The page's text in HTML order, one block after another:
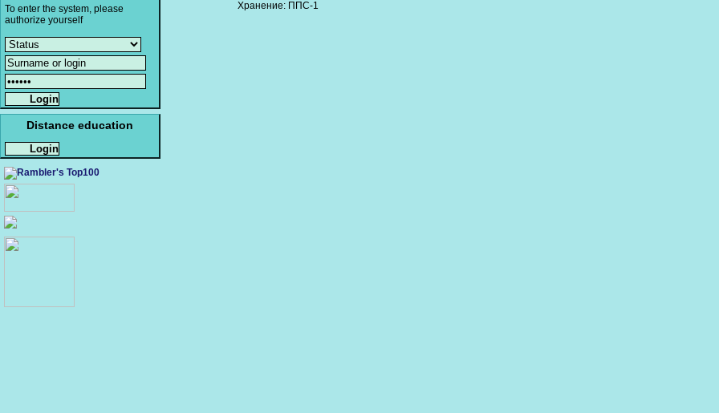
To enter the system, please
authorize yourself
Distance education
Хранение: ППС-1